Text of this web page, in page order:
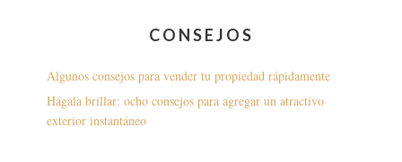
CONSEJOS
Algunos consejos para vender tu propiedad rápidamente
Hágala brillar: ocho consejos para agregar un atractivo
exterior instantáneo